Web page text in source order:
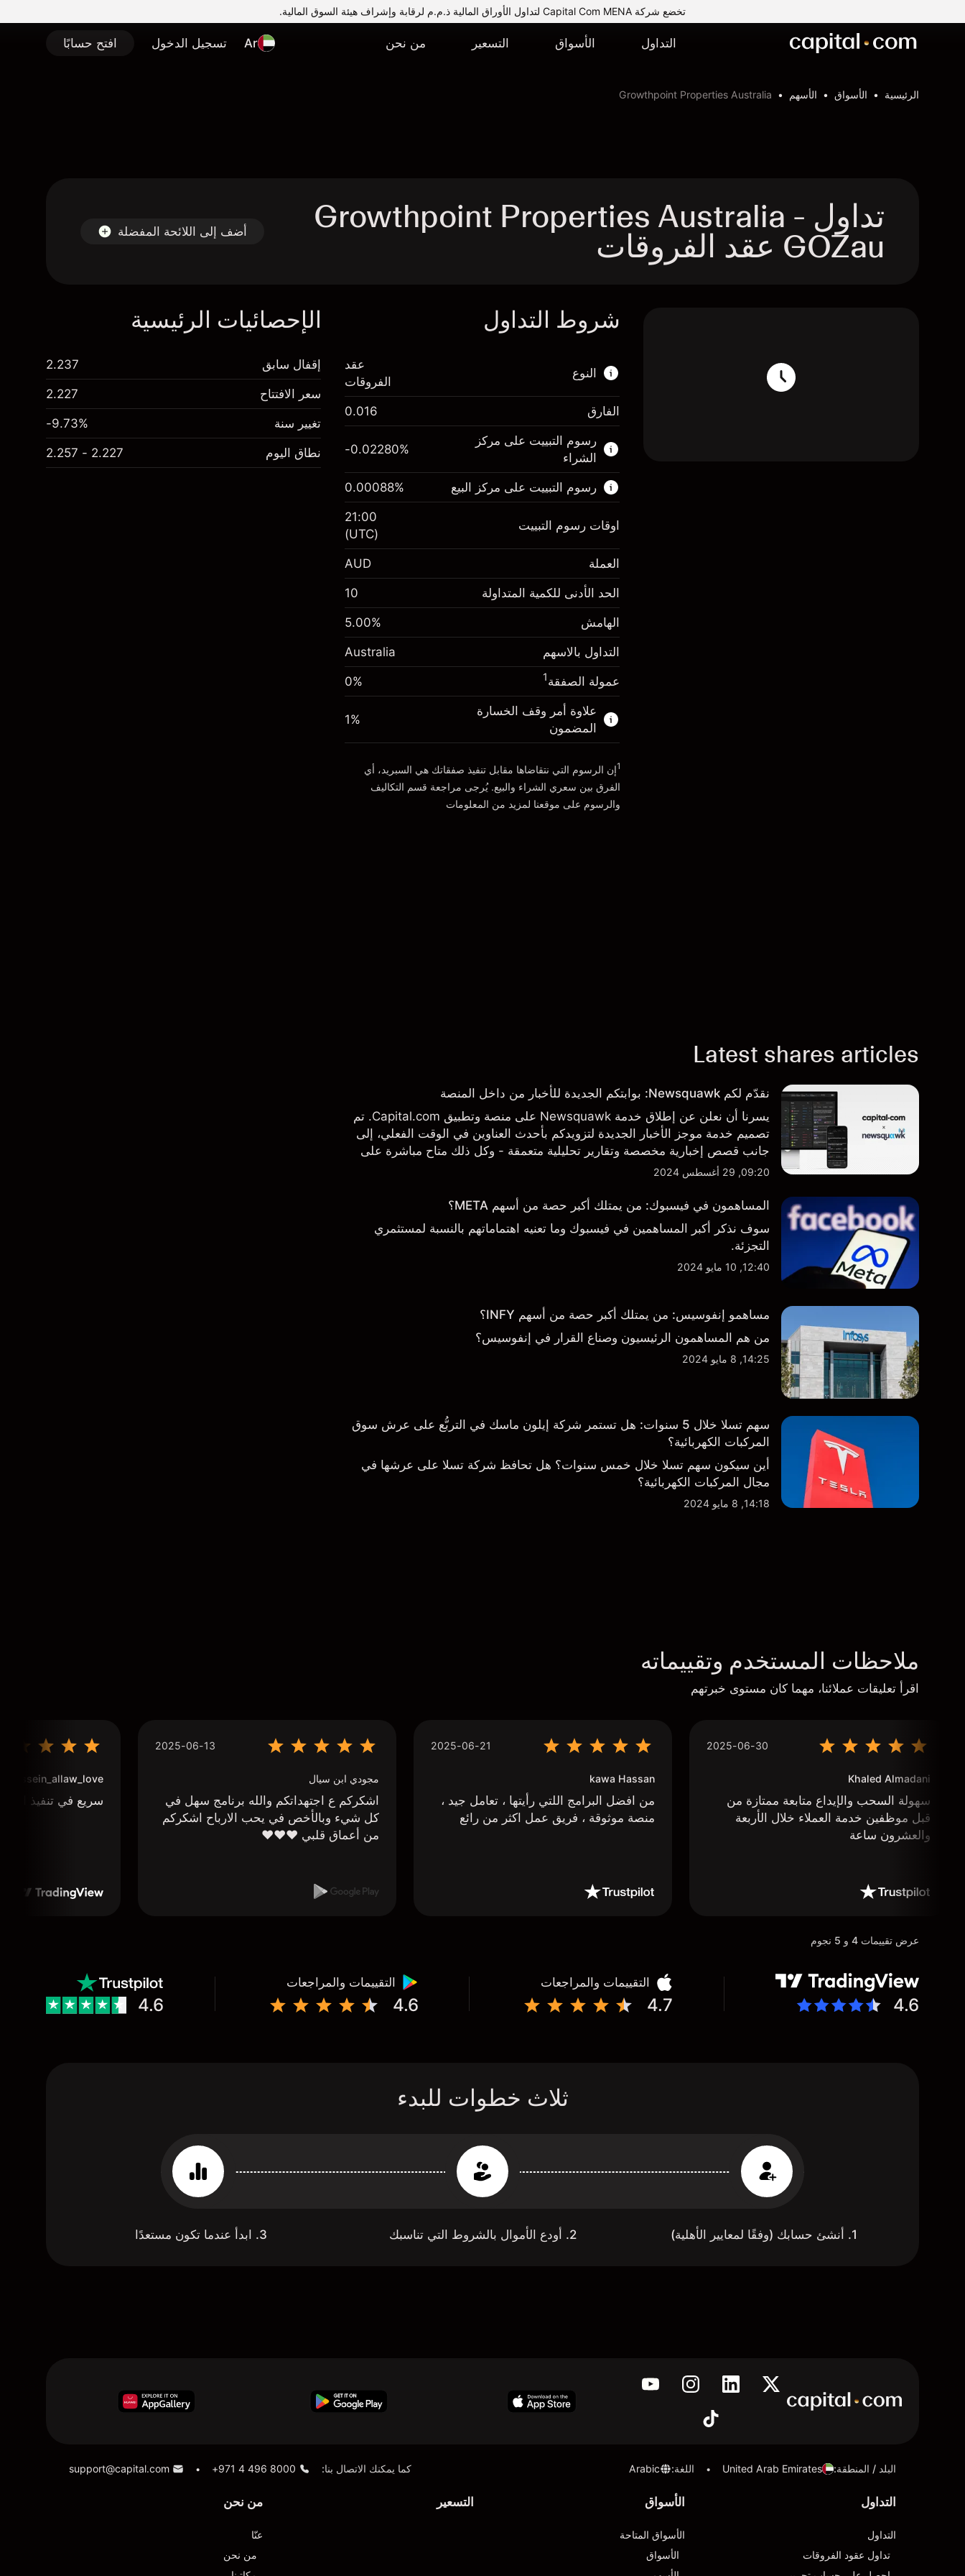
تخضع شركة Capital Com MENA لتداول الأوراق المالية ذ.م.م لرقابة وإشراف هيئة السوق المالية.
التداول الأسواق التسعير من نحن Ar تسجيل الدخول افتح حسابًا
الرئيسية الأسواق الأسهم Growthpoint Properties Australia
تداول Growthpoint Properties Australia -
GOZau عقد الفروقات أضف إلى اللائحة المفضلة
شروط التداول
النوع
هذا السوق المالي متاح للتداول من خلال عقود
الفروقات.
اعرف المزيد عن:
عقود الفروقات
عقد
الفروقات
الفارق 0.016
رسوم التبييت على مركز
الشراء
A$1,000.00
رسم المبيت
-0.022801
(-A$4.56)
المال من الرافعة المالية ~
A$19,000.00
الذهاب إلى المنصة
-0.02280%
رسوم التبييت على مركز البيع
الهامش. استثمارك A$1,000.00
رسم المبيت
0.000884
(A$0.18)
حجم التداول مع الرافعة المالية ~ $
المال من الرافعة المالية ~
الذهاب إلى المنصة
0.00088%
اوقات رسوم التبييت
21:00
(UTC)
العملة AUD
الحد الأدنى للكمية المتداولة 10
الهامش 5.00%
التداول بالاسهم Australia
عمولة الصفقة1
0%
علاوة أمر وقف الخسارة
المضمون
1%
1إن الرسوم التي نتقاضاها مقابل تنفيذ صفقاتك هي السبريد، أي
الفرق بين سعري الشراء والبيع. يُرجى مراجعة قسم التكاليف
والرسوم على موقعنا لمزيد من المعلومات
الإحصائيات الرئيسية
إقفال سابق 2.237
سعر الافتتاح 2.227
تغيير سنة -9.73%
نطاق اليوم 2.227 - 2.257
Latest shares articles
نقدّم لكم Newsquawk: بوابتكم الجديدة للأخبار من داخل المنصة
يسرنا أن نعلن عن إطلاق خدمة Newsquawk على منصة وتطبيق Capital.com. تم
تصميم خدمة موجز الأخبار الجديدة لتزويدكم بأحدث العناوين في الوقت الفعلي، إلى
جانب قصص إخبارية مخصصة وتقارير تحليلية متعمقة - وكل ذلك متاح مباشرة على
المنصة والتطبيق، أينما تحتاجها بالضبط.
09:20, 29 أغسطس 2024
المساهمون في فيسبوك: من يمتلك أكبر حصة من أسهم META؟
سوف نذكر أكبر المساهمين في فيسبوك وما تعنيه اهتماماتهم بالنسبة لمستثمري
التجزئة.
12:40, 10 مايو 2024
مساهمو إنفوسيس: من يمتلك أكبر حصة من أسهم INFY؟
من هم المساهمون الرئيسيون وصناع القرار في إنفوسيس؟
14:25, 8 مايو 2024
سهم تسلا خلال 5 سنوات: هل تستمر شركة إيلون ماسك في التربُّع على عرش سوق
المركبات الكهربائية؟
أين سيكون سهم تسلا خلال خمس سنوات؟ هل تحافظ شركة تسلا على عرشها في
مجال المركبات الكهربائية؟
14:18, 8 مايو 2024
ملاحظات المستخدم وتقييماته
اقرأ تعليقات عملائنا، مهما كان مستوى خبرتهم
2025-06-30
Khaled Almadani
سهولة السحب والإيداع متابعة ممتازة من
قبل موظفين خدمة العملاء خلال الأربعة
والعشرون ساعة
2025-06-21
kawa Hassan
من افضل البرامج اللتي رأيتها ، تعامل جيد ،
منصة موثوقة ، فريق عمل اكثر من رائع
2025-06-13
مجودي ابن سيال
اشكركم ع اجتهداتكم والله برنامج سهل في
كل شيء وبالأخص في يحب الارباح اشكركم
من أعماق قلبي ❤️❤️❤️
houssein_allaw_love
سريع في تنفيذ
عرض تقييمات 4 و 5 نجوم
4.6
التقييمات والمراجعات
4.7
التقييمات والمراجعات
4.6
4.6
ثلاث خطوات للبدء
1. أنشئ حسابك (وفقًا لمعايير الأهلية) 2. أودع الأموال بالشروط التي تناسبك 3. ابدأ عندما تكون مستعدًا
البلد / المنطقة:
United Arab Emirates
• اللغة:
Arabic كما يمكنك الاتصال بنا: +971 4 496 8000
•
support@capital.com
التداول
التداول
تداول عقود الفروقات
الأسواق
الأسواق المتاحة
الأسواق
التسعير من نحن
عنّا
من نحن